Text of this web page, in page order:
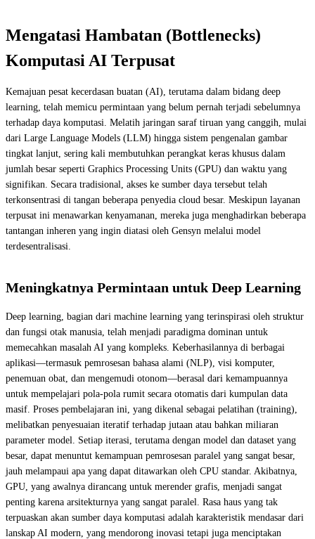
Mengatasi Hambatan (Bottlenecks)
Komputasi AI Terpusat
Kemajuan pesat kecerdasan buatan (AI), terutama dalam bidang deep
learning, telah memicu permintaan yang belum pernah terjadi sebelumnya
terhadap daya komputasi. Melatih jaringan saraf tiruan yang canggih, mulai
dari Large Language Models (LLM) hingga sistem pengenalan gambar
tingkat lanjut, sering kali membutuhkan perangkat keras khusus dalam
jumlah besar seperti Graphics Processing Units (GPU) dan waktu yang
signifikan. Secara tradisional, akses ke sumber daya tersebut telah
terkonsentrasi di tangan beberapa penyedia cloud besar. Meskipun layanan
terpusat ini menawarkan kenyamanan, mereka juga menghadirkan beberapa
tantangan inheren yang ingin diatasi oleh Gensyn melalui model
terdesentralisasi.
Meningkatnya Permintaan untuk Deep Learning
Deep learning, bagian dari machine learning yang terinspirasi oleh struktur
dan fungsi otak manusia, telah menjadi paradigma dominan untuk
memecahkan masalah AI yang kompleks. Keberhasilannya di berbagai
aplikasi—termasuk pemrosesan bahasa alami (NLP), visi komputer,
penemuan obat, dan mengemudi otonom—berasal dari kemampuannya
untuk mempelajari pola-pola rumit secara otomatis dari kumpulan data
masif. Proses pembelajaran ini, yang dikenal sebagai pelatihan (training),
melibatkan penyesuaian iteratif terhadap jutaan atau bahkan miliaran
parameter model. Setiap iterasi, terutama dengan model dan dataset yang
besar, dapat menuntut kemampuan pemrosesan paralel yang sangat besar,
jauh melampaui apa yang dapat ditawarkan oleh CPU standar. Akibatnya,
GPU, yang awalnya dirancang untuk merender grafis, menjadi sangat
penting karena arsitekturnya yang sangat paralel. Rasa haus yang tak
terpuaskan akan sumber daya komputasi adalah karakteristik mendasar dari
lanskap AI modern, yang mendorong inovasi tetapi juga menciptakan